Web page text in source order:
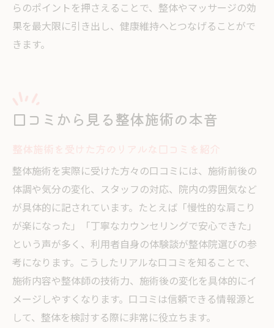
らのポイントを押さえることで、整体やマッサージの効
果を最大限に引き出し、健康維持へとつなげることがで
きます。
口コミから見る整体施術の本音
整体施術を実際に受けた方々の口コミには、施術前後の
体調や気分の変化、スタッフの対応、院内の雰囲気など
が具体的に記されています。たとえば「慢性的な肩こり
が楽になった」「丁寧なカウンセリングで安心できた」
という声が多く、利用者自身の体験談が整体院選びの参
考になります。こうしたリアルな口コミを知ることで、
施術内容や整体師の技術力、施術後の変化を具体的にイ
メージしやすくなります。口コミは信頼できる情報源と
して、整体を検討する際に非常に役立ちます。